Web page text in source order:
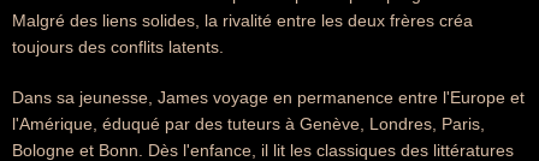
Malgré des liens solides, la rivalité entre les deux frères créa
toujours des conflits latents.
Dans sa jeunesse, James voyage en permanence entre l'Europe et
l'Amérique, éduqué par des tuteurs à Genève, Londres, Paris,
Bologne et Bonn. Dès l'enfance, il lit les classiques des littératures